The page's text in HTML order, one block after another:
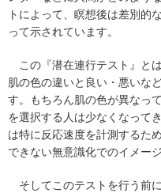
トによって、瞑想後は差別的
って示されています。
この『潜在連行テスト』と
肌の色の違いと良い・悪いな
す。もちろん肌の色が異なっ
を選択する人は少なくなって
は特に反応速度を計測するた
できない無意識化でのイメー
そしてこのテストを行う前